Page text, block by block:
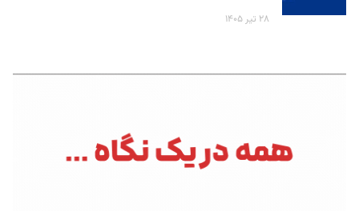
۲۸ تیر ۱۴۰۵